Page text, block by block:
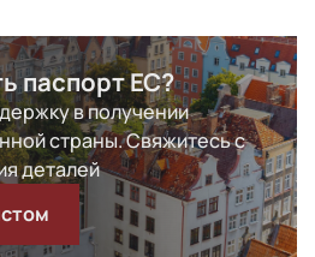
паспорт ЕС?
в получении
страны. Свяжитесь с
деталей